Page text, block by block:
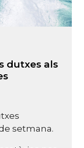
dutxes als
setmana.